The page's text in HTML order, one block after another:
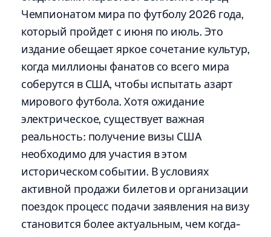
Чемпионатом мира по футболу 2026 года,
который пройдет с июня по июль. Это
издание обещает яркое сочетание культур,
когда миллионы фанатов со всего мира
соберутся в США, чтобы испытать азарт
мирового футбола. Хотя ожидание
электрическое, существует важная
реальность: получение визы США
необходимо для участия в этом
историческом событии. В условиях
активной продажи билетов и организации
поездок процесс подачи заявления на визу
становится более актуальным, чем когда-